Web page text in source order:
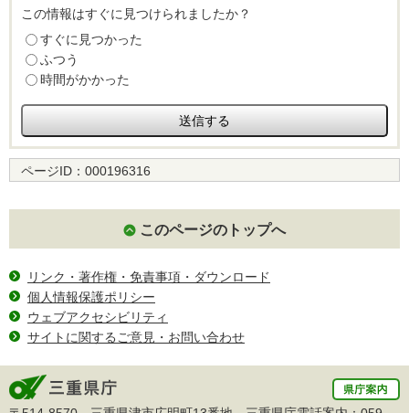
この情報はすぐに見つけられましたか？
すぐに見つかった
ふつう
時間がかかった
ページID： 000196316
このページのトップへ
リンク・著作権・免責事項・ダウンロード
個人情報保護ポリシー
ウェブアクセシビリティ
サイトに関するご意見・お問い合わせ